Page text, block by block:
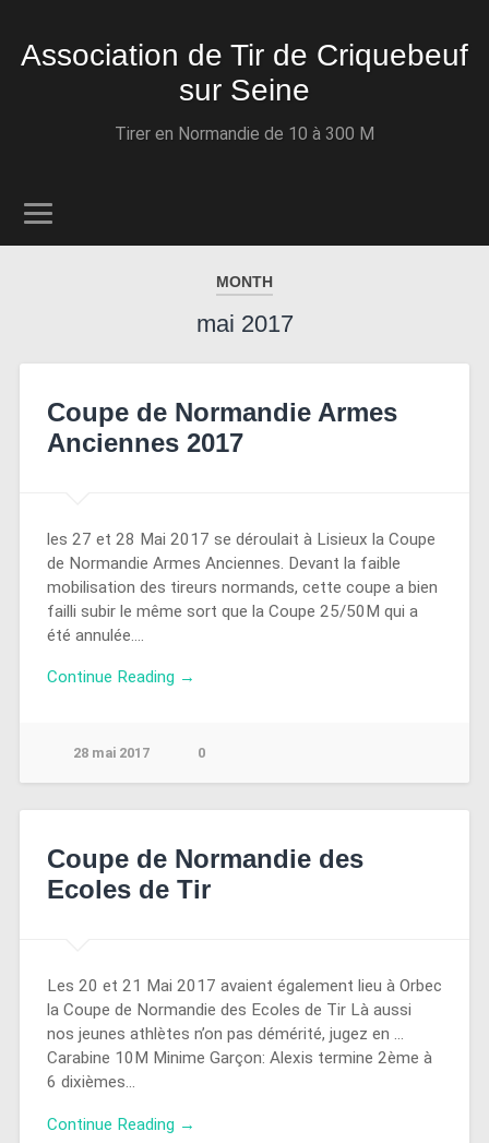
Association de Tir de Criquebeuf
sur Seine
Tirer en Normandie de 10 à 300 M
MONTH
mai 2017
Coupe de Normandie Armes
Anciennes 2017
les 27 et 28 Mai 2017 se déroulait à Lisieux la Coupe
de Normandie Armes Anciennes. Devant la faible
mobilisation des tireurs normands, cette coupe a bien
failli subir le même sort que la Coupe 25/50M qui a
été annulée….
Continue Reading →
28 mai 2017 0
Coupe de Normandie des
Ecoles de Tir
Les 20 et 21 Mai 2017 avaient également lieu à Orbec
la Coupe de Normandie des Ecoles de Tir Là aussi
nos jeunes athlètes n’on pas démérité, jugez en …
Carabine 10M Minime Garçon: Alexis termine 2ème à
6 dixièmes…
Continue Reading →